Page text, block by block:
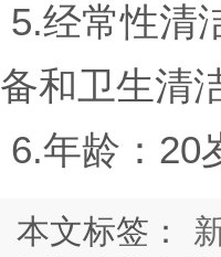
5.经常性清
备和卫生清
6.年龄：20
本文标签：